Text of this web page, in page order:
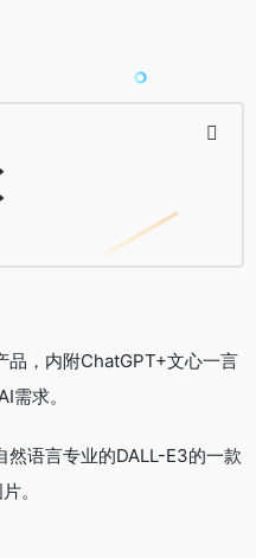
品，内附ChatGPT+文心一言
需求。
语言专业的DALL-E3的一款
。